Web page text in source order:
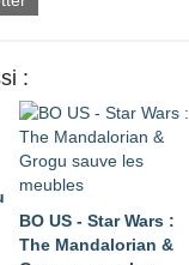
:
BO US - Star Wars :
The Mandalorian &